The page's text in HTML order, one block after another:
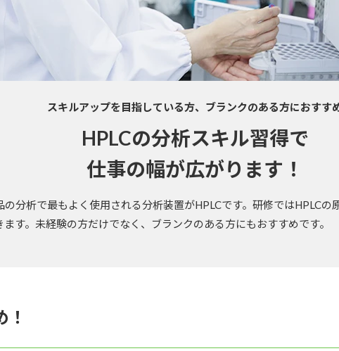
スキルアップを目指している方、ブランクのある方におすす
HPLCの分析スキル習得で
仕事の幅が広がります！
分析で最もよく使用される分析装置がHPLCです。研修ではHPLC
す。未経験の方だけでなく、ブランクのある方にもおすすめです。